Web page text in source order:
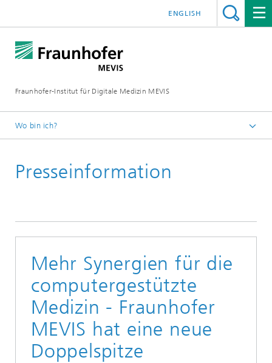
Fraunhofer-Institut für Digitale Medizin MEVIS
ENGLISH
Wo bin ich?
News & Media
Presseinformation
Mehr Synergien für die
computergestützte
Medizin - Fraunhofer
MEVIS hat eine neue
Doppelspitze